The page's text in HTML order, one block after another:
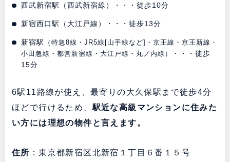
西武新宿駅（西武新宿線）・・・徒歩10分
新宿西口駅（大江戸線）・・・徒歩13分
新宿駅
（特急8線・JR5線[山手線など]・京王線・京王新線・
小田急線・都営新宿線・大江戸線・丸ノ内線）
・・・徒歩
15分
6駅11路線が使え、最寄りの大久保駅まで徒歩4分
ほどで行けるため、駅近な高級マンションに住みた
い方には理想の物件と言えます。
住所 ：東京都新宿区北新宿１丁目６番１５号